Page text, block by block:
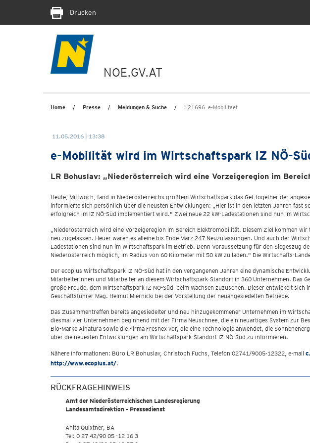
Drucken
NOE.GV.AT
Home Presse Meldungen & Suche 121696_e-Mobilitaet
11.05.2016 | 13:38
e-Mobilität wird im Wirtschaftspark IZ NÖ-
LR Bohuslav: „Niederösterreich wird eine Vorzeigeregion im
Heute, Mittwoch, fand in Niederösterreichs größtem Wirtschaftspark das Get-together der
informierte sich persönlich über die neusten Entwicklungen: „Hier ist in den letzten Jahren fast
erfolgreich im IZ NÖ-Süd implementiert wird." Zwei neue 22 kW-Ladestationen sind nun im
„Niederösterreich wird eine Vorzeigeregion im Bereich Elektromobilität. Diesem Ziel kommen
neu zugelassen. Heuer waren es alleine bis Ende März 247 Neuzulassungen. Und auch der
Ladestationen sind nun im Wirtschaftspark im Betrieb. Denn Voraussetzung für den Siegeszug
Niederösterreich möglich, im Radius von 60 Kilometer mit 50 kW zu laden." Die Wirtschafts-
Der ecoplus Wirtschaftspark IZ NÖ-Süd hat in den vergangenen Jahren eine dynamische
Mitarbeiterinnen und Mitarbeiter an diesem Wirtschaftspark-Standort in 360 Unternehmen.
große Freude, dem Wirtschaftspark IZ NÖ-Süd beim Wachsen zuzusehen. Dieser entwickelt
Geschäftsführer Mag. Helmut Miernicki bei der Vorstellung der neuangesiedelten Betriebe.
Das Zusammentreffen bereits angesiedelter und neu hinzugekommener Unternehmen im
diesmal vier Unternehmen beginnend mit der Firma Neuschnee, die ein neuartiges System zur
Bio-Marke Alnatura sowie die Firma Fresnex vor, die eine Technologie anwendet, die
über die neuesten Entwicklungen am Wirtschaftspark-Standort IZ NÖ-Süd zu informieren.
Nähere Informationen: Büro LR Bohuslav, Christoph Fuchs, Telefon 02741/9005-12322, e-mail
http://www.ecoplus.at/.
RÜCKFRAGEHINWEIS
Amt der Niederösterreichischen Landesregierung
Landesamtsdirektion - Pressedienst
Anita Quixtner, BA
Tel: 0 27 42/90 05 -12 16 3